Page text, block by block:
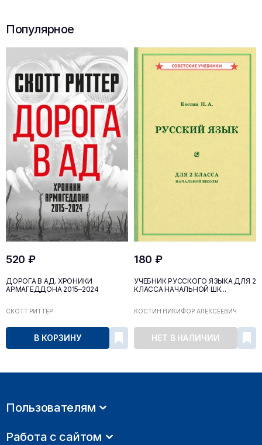
Популярное
520 ₽
ДОРОГА В АД. ХРОНИКИ
АРМАГЕДДОНА 2015–2024
СКОТТ РИТТЕР
В КОРЗИНУ
180 ₽
УЧЕБНИК РУССКОГО ЯЗЫКА ДЛЯ 2
КЛАССА НАЧАЛЬНОЙ ШК...
КОСТИН НИКИФОР АЛЕКСЕЕВИЧ
НЕТ В НАЛИЧИИ
Пользователям
Работа с сайтом